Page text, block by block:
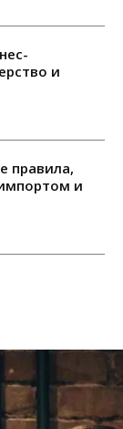
и
правила,
и